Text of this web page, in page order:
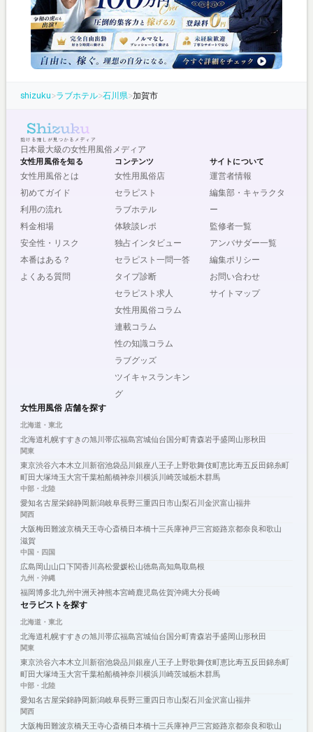
shizuku>ラブホテル>石川県>加賀市
日本最大級の女性用風俗メディア
女性用風俗を知る
女性用風俗とは
初めてガイド
利用の流れ
料金相場
安全性・リスク
本番はある？
よくある質問
コンテンツ
女性用風俗店
セラピスト
ラブホテル
体験談レポ
独占インタビュー
セラピスト一問一答
タイプ診断
セラピスト求人
女性用風俗コラム
連載コラム
性の知識コラム
ラブグッズ
ツイキャスランキン
グ
サイトについて
運営者情報
編集部・キャラクタ
ー
監修者一覧
アンバサダー一覧
編集ポリシー
お問い合わせ
サイトマップ
女性用風俗 店舗を探す
北海道・東北
北海道札幌すすきの旭川 帯広福島宮城仙台 国分町青森岩手盛岡山形秋田
関東
東京渋谷六本木立川 新宿池袋品川 銀座八王子上野歌舞伎町恵比寿五反田錦糸町
町田大塚埼玉大宮千葉柏船橋神奈川 横浜川崎茨城栃木群馬
中部・北陸
愛知名古屋栄錦静岡新潟岐阜長野三重四日市山梨石川 金沢富山福井
関西
大阪梅田難波京橋天王寺心斎橋日本橋十三兵庫神戸三宮姫路京都奈良和歌山
滋賀
中国・四国
広島 岡山山口下関香川 高松愛媛松山徳島高知鳥取島根
九州・沖縄
福岡博多北九州中洲 天神熊本宮崎鹿児島佐賀沖縄大分長崎
セラピストを探す
北海道・東北
北海道札幌すすきの旭川 帯広福島宮城仙台 国分町青森岩手盛岡山形秋田
関東
東京渋谷六本木立川 新宿池袋品川 銀座八王子上野歌舞伎町恵比寿五反田錦糸町
町田大塚埼玉大宮千葉柏船橋神奈川 横浜川崎茨城栃木群馬
中部・北陸
愛知名古屋栄錦静岡新潟岐阜長野三重四日市山梨石川 金沢富山福井
関西
大阪梅田難波京橋天王寺心斎橋日本橋十三兵庫神戸三宮姫路京都奈良和歌山